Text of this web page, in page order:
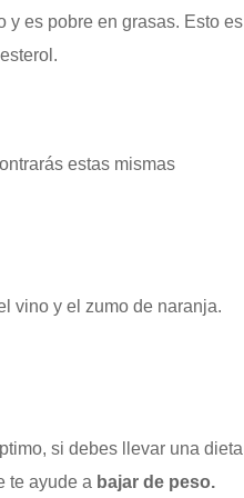
y es pobre en grasas. Esto es
estas mismas
vino y el zumo de naranja.
si debes llevar una dieta
te ayude a bajar de peso.